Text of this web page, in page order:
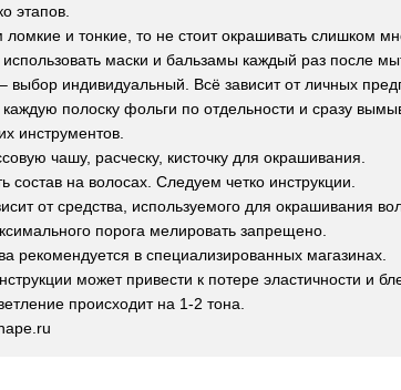
этапов.
и тонкие, то не стоит окрашивать слишком
маски и бальзамы каждый раз после
индивидуальный. Всё зависит от личных
полоску фольги по отдельности и сразу
инструментов.
чашу, расческу, кисточку для окрашивания.
состав на волосах. Следуем четко инструкции.
от средства, используемого для окрашивания
порога мелировать запрещено.
рекомендуется в специализированных магазинах.
может привести к потере эластичности и
происходит на 1-2 тона.